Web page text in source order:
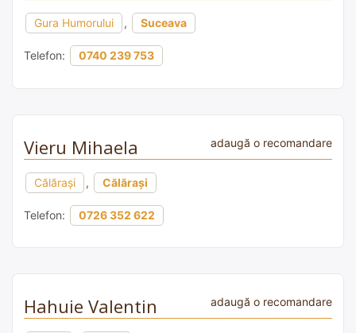
Gura Humorului , Suceava
Telefon: 0740 239 753
Vieru Mihaela adaugă o recomandare
Călărași , Călărași
Telefon: 0726 352 622
Hahuie Valentin adaugă o recomandare